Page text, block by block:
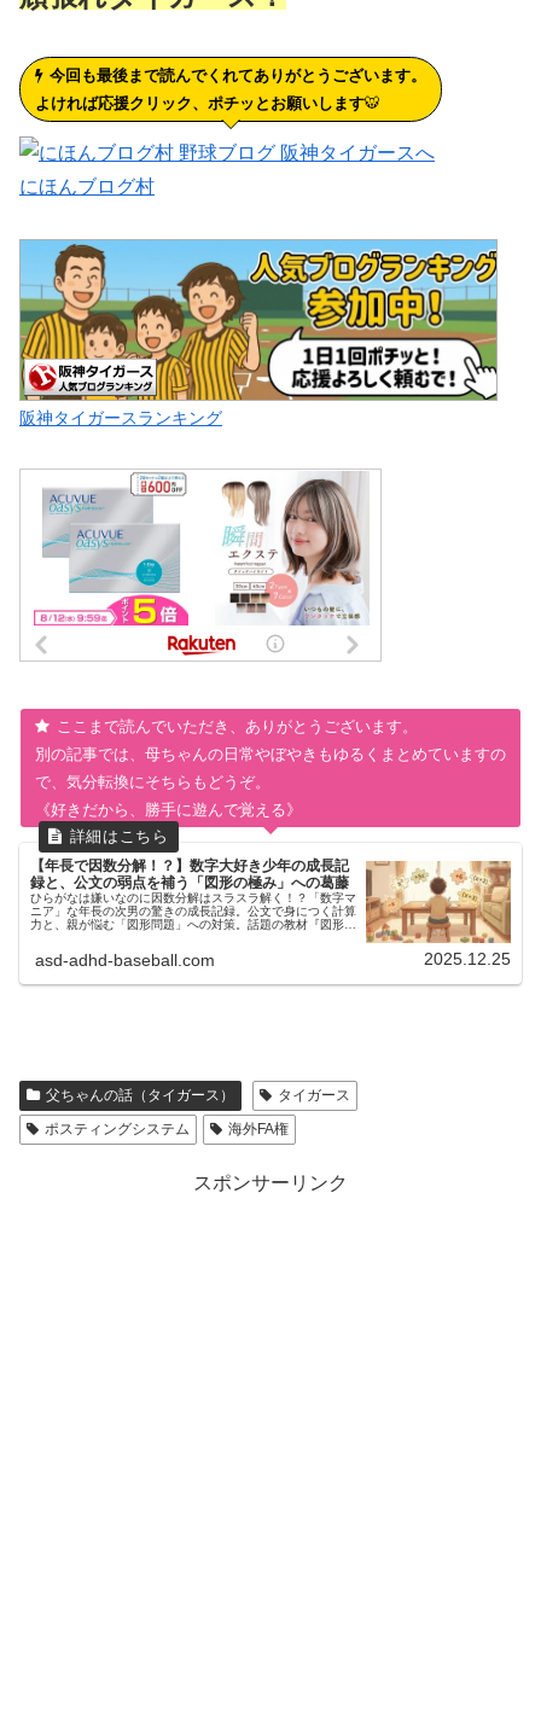
今回も最後まで読んでくれてありがとうございます。
よければ応援クリック、ポチッとお願いします🐯
にほんブログ村
阪神タイガースランキング
ここまで読んでいただき、ありがとうございます。
別の記事では、母ちゃんの日常やぼやきもゆるくまとめていますの
で、気分転換にそちらもどうぞ。
《好きだから、勝手に遊んで覚える》
【年長で因数分解！？】数字大好き少年の成長記
録と、公文の弱点を補う「図形の極み」への葛藤
ひらがなは嫌いなのに因数分解はスラスラ解く！？「数字マ
ニア」な年長の次男の驚きの成長記録。公文で身につく計算
力と、親が悩む「図形問題」への対策。話題の教材『図形の
asd-adhd-baseball.com 2025.12.25
父ちゃんの話（タイガース）
タイガース
ポスティングシステム
海外FA権
スポンサーリンク